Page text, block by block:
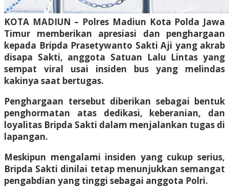
KOTA MADIUN – Polres Madiun Kota Polda Jawa
Timur memberikan apresiasi dan penghargaan
kepada Bripda Prasetywanto Sakti Aji yang akrab
disapa Sakti, anggota Satuan Lalu Lintas yang
sempat viral usai insiden bus yang melindas
kakinya saat bertugas.
Penghargaan tersebut diberikan sebagai bentuk
penghormatan atas dedikasi, keberanian, dan
loyalitas Bripda Sakti dalam menjalankan tugas di
lapangan.
Meskipun mengalami insiden yang cukup serius,
Bripda Sakti dinilai tetap menunjukkan semangat
pengabdian yang tinggi sebagai anggota Polri.